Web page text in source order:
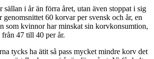
sällan i år än förra året, utan även stoppat i sig
60 korvar per svensk och år, en
som kvinnor har minskat sin korvkonsumtion,
47 till 40 per år.
tycks ha ätit så pass mycket mindre korv det